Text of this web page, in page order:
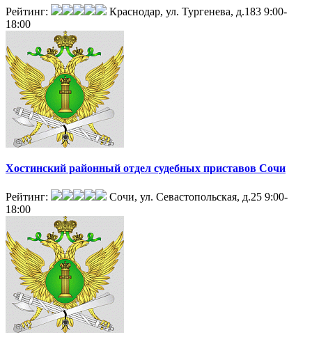
Рейтинг: Краснодар, ул. Тургенева, д.183 9:00-
18:00
Хостинский районный отдел судебных приставов Сочи
Рейтинг: Сочи, ул. Севастопольская, д.25 9:00-
18:00